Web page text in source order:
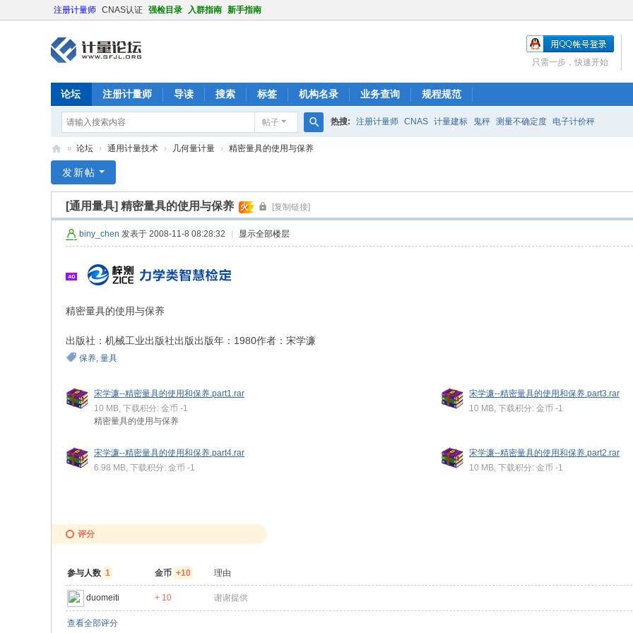
注册计量师 CNAS认证 强检目录 入群指南 新手指南
只需一步，快速开始
论坛 注册计量师 导读 搜索 标签 机构名录 业务查询 规程规范
帖子
搜
热搜: 注册计量师 CNAS 计量建标 鬼秤 测量不确定度 电子计价秤
量
» 论坛 › 通用计量技术 › 几何量计量 › 精密量具的使用与保养
发新帖
[通用量具] 精密量具的使用与保养 火 [复制链接]
biny_chen 发表于 2008-11-8 08:28:32 显示全部楼层
精密量具的使用与保养
出版社：机械工业出版社出版出版年：1980作者：宋学濂
保养, 量具
宋学濂--精密量具的使用和保养.part1.rar
10 MB, 下载积分: 金币 -1
精密量具的使用与保养
宋学濂--精密量具的使用和保养.part3.rar
10 MB, 下载积分: 金币 -1
宋学濂--精密量具的使用和保养.part4.rar
6.98 MB, 下载积分: 金币 -1
宋学濂--精密量具的使用和保养.part2.rar
10 MB, 下载积分: 金币 -1
评分
参与人数 1 金币 +10 理由
duomeiti + 10 谢谢提供
查看全部评分